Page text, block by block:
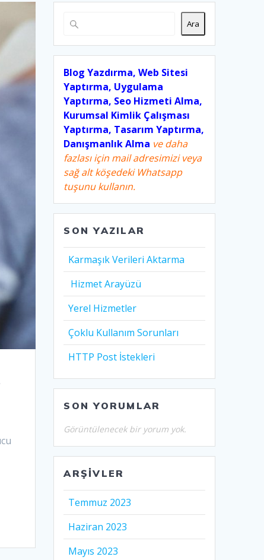
Ara
Blog Yazdırma, Web Sitesi
Yaptırma, Uygulama
Yaptırma, Seo Hizmeti Alma,
Kurumsal Kimlik Çalışması
Yaptırma, Tasarım Yaptırma,
Danışmanlık Alma ve daha
fazlası için mail adresimizi veya
sağ alt köşedeki Whatsapp
tuşunu kullanın.
SON YAZILAR
Karmaşık Verileri Aktarma
Hizmet Arayüzü
Yerel Hizmetler
Çoklu Kullanım Sorunları
HTTP Post İstekleri
SON YORUMLAR
Görüntülenecek bir yorum yok.
ARŞIVLER
Temmuz 2023
Haziran 2023
Mayıs 2023